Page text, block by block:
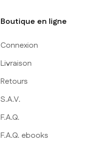
Boutique en ligne
Connexion
Livraison
Retours
S.A.V.
F.A.Q.
F.A.Q. ebooks